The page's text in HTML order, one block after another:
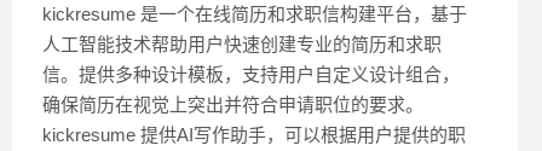
kickresume 是一个在线简历和求职信构建平台，基于
人工智能技术帮助用户快速创建专业的简历和求职
信。提供多种设计模板，支持用户自定义设计组合，
确保简历在视觉上突出并符合申请职位的要求。
kickresume 提供AI写作助手，可以根据用户提供的职